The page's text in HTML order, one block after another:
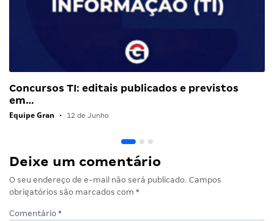
Concursos TI: editais publicados e previstos
em…
Equipe Gran • 12 de Junho
Deixe um comentário
O seu endereço de e-mail não será publicado. Campos
obrigatórios são marcados com *
Comentário *